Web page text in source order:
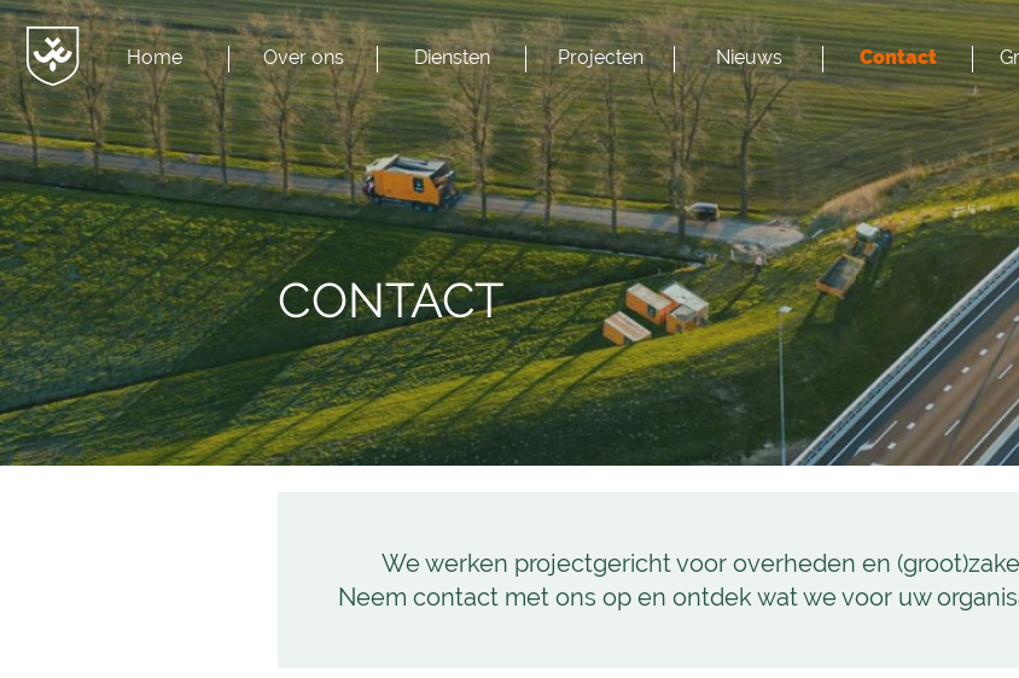
JvESCH
—
Van
Esch
Menu
Home Over ons Diensten Projecten Nieuws Contact
CONTACT
We werken projectgericht voor overheden en
Neem contact met ons op en ontdek wat we voor uw